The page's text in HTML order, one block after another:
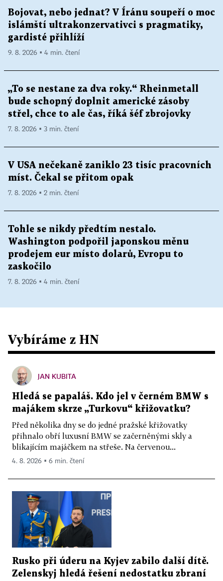
Bojovat, nebo jednat? V Íránu soupeří o moc
islámští ultrakonzervativci s pragmatiky,
gardisté přihlíží
9. 8. 2026 ▪ 4 min. čtení
„To se nestane za dva roky.“ Rheinmetall
bude schopný doplnit americké zásoby
střel, chce to ale čas, říká šéf zbrojovky
7. 8. 2026 ▪ 3 min. čtení
V USA nečekaně zaniklo 23 tisíc pracovních
míst. Čekal se přitom opak
7. 8. 2026 ▪ 2 min. čtení
Tohle se nikdy předtím nestalo.
Washington podpořil japonskou měnu
prodejem eur místo dolarů, Evropu to
zaskočilo
7. 8. 2026 ▪ 4 min. čtení
Vybíráme z HN
JAN KUBITA
Hledá se papaláš. Kdo jel v černém BMW s
majákem skrze „Turkovu“ křižovatku?
Před několika dny se do jedné pražské křižovatky
přihnalo obří luxusní BMW se začerněnými skly a
blikajícím majáčkem na střeše. Na červenou...
4. 8. 2026 ▪ 6 min. čtení
Rusko při úderu na Kyjev zabilo další dítě.
Zelenskyj hledá řešení nedostatku zbraní